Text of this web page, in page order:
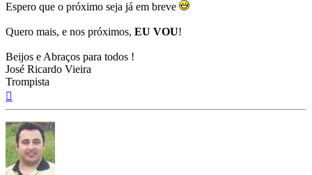
Espero que o próximo seja já em breve
Quero mais, e nos próximos, EU VOU!
Beijos e Abraços para todos !
José Ricardo Vieira
Trompista